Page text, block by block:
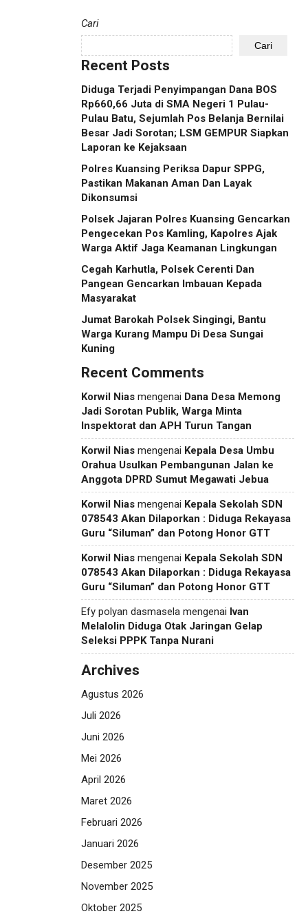
Cari
Cari
Recent Posts
Diduga Terjadi Penyimpangan Dana BOS
Rp660,66 Juta di SMA Negeri 1 Pulau-
Pulau Batu, Sejumlah Pos Belanja Bernilai
Besar Jadi Sorotan; LSM GEMPUR Siapkan
Laporan ke Kejaksaan
Polres Kuansing Periksa Dapur SPPG,
Pastikan Makanan Aman Dan Layak
Dikonsumsi
Polsek Jajaran Polres Kuansing Gencarkan
Pengecekan Pos Kamling, Kapolres Ajak
Warga Aktif Jaga Keamanan Lingkungan
Cegah Karhutla, Polsek Cerenti Dan
Pangean Gencarkan Imbauan Kepada
Masyarakat
Jumat Barokah Polsek Singingi, Bantu
Warga Kurang Mampu Di Desa Sungai
Kuning
Recent Comments
Korwil Nias mengenai Dana Desa Memong
Jadi Sorotan Publik, Warga Minta
Inspektorat dan APH Turun Tangan
Korwil Nias mengenai Kepala Desa Umbu
Orahua Usulkan Pembangunan Jalan ke
Anggota DPRD Sumut Megawati Jebua
Korwil Nias mengenai Kepala Sekolah SDN
078543 Akan Dilaporkan : Diduga Rekayasa
Guru “Siluman” dan Potong Honor GTT
Korwil Nias mengenai Kepala Sekolah SDN
078543 Akan Dilaporkan : Diduga Rekayasa
Guru “Siluman” dan Potong Honor GTT
Efy polyan dasmasela mengenai Ivan
Melalolin Diduga Otak Jaringan Gelap
Seleksi PPPK Tanpa Nurani
Archives
Agustus 2026
Juli 2026
Juni 2026
Mei 2026
April 2026
Maret 2026
Februari 2026
Januari 2026
Desember 2025
November 2025
Oktober 2025